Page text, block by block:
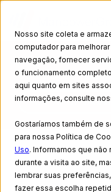
Nosso site coleta e
computador para
navegação, fornecer
o funcionamento
aqui quanto em sites
informações, consulte
Gostaríamos também de
para nossa Política de
Uso. Informamos que
durante a visita ao site,
lembrar suas
fazer essa escolha
BUSCANDO
CURRÍCULO AQUI!
PORTAL DE VAGAS
HOME